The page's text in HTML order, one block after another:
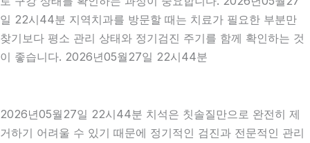
일 22시44분 지역치과를 방문할 때는 치료가 필요한 부분만
찾기보다 평소 관리 상태와 정기검진 주기를 함께 확인하는 것
이 좋습니다. 2026년05월27일 22시44분
2026년05월27일 22시44분 치석은 칫솔질만으로 완전히 제
거하기 어려울 수 있기 때문에 정기적인 검진과 전문적인 관리